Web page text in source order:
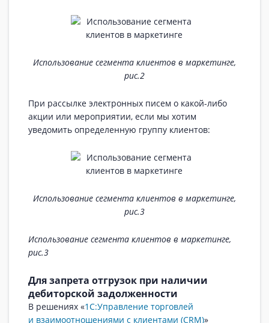
Использование сегмента клиентов в маркетинге,
рис.2
При рассылке электронных писем о какой-либо
акции или мероприятии, если мы хотим
уведомить определенную группу клиентов:
Использование сегмента клиентов в маркетинге,
рис.3
Использование сегмента клиентов в маркетинге,
рис.3
Для запрета отгрузок при наличии
дебиторской задолженности
В решениях «1С:Управление торговлей
и взаимоотношениями с клиентами (CRM)»